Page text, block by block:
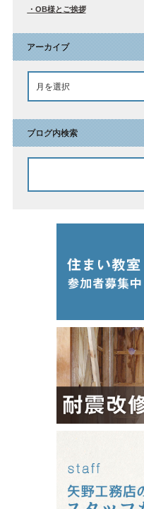
OB様とご挨拶
アーカイブ
ブログ内検索